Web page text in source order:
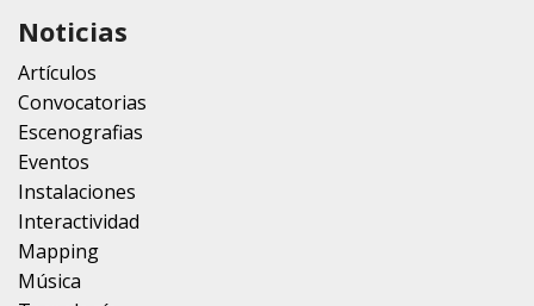
Noticias
Artículos
Convocatorias
Escenografias
Eventos
Instalaciones
Interactividad
Mapping
Música